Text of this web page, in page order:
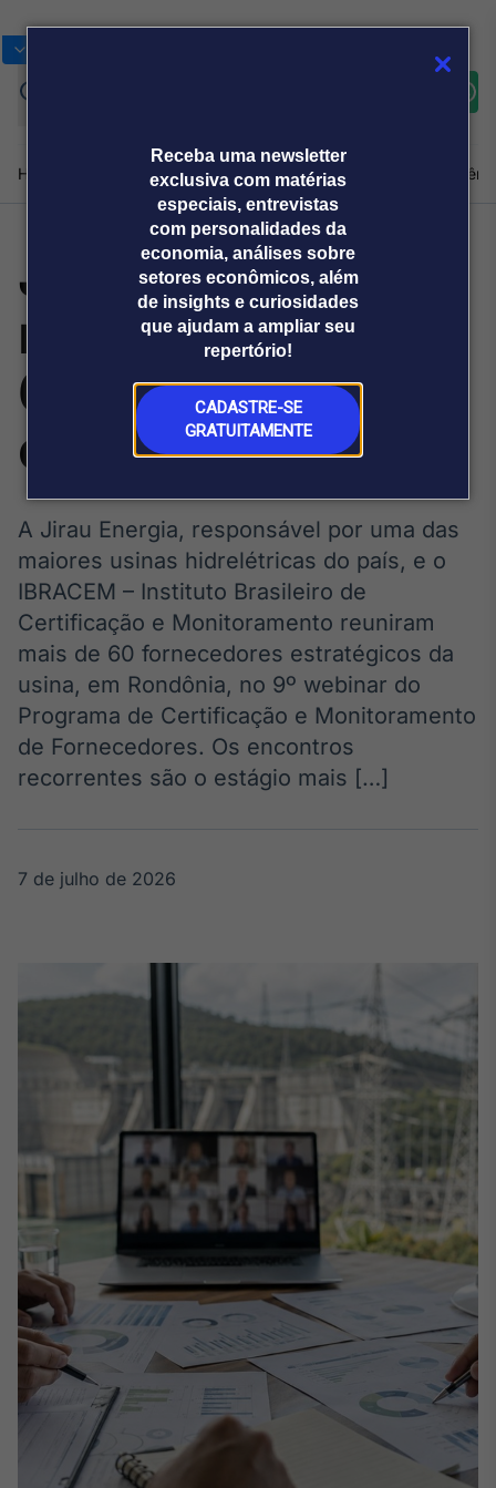
Receba uma newsletter
exclusiva com matérias
especiais, entrevistas
com personalidades da
economia, análises sobre
setores econômicos, além
de insights e curiosidades
que ajudam a ampliar seu
repertório!
CADASTRE-SE
GRATUITAMENTE
Home Produtos e soluçõesNotíciasBlogWeekend
Broadcast
Broadcast+
O mercado
financeiro em
tempo real
Broadcast
Agro
Tudo sobre o
agronegócio
Broadcast
Político
Os bastidores da
política em
tempo real
White Label
conteúdos
personalizados
Soluções de Dados
e Conteúdos
Broadcast
OTC
Plataforma para
negociação de
ativos
Broadcast
Datafeed
APIs para
integração de
conteúdos e
Sobre nós Releases Broadcast
Prêmio Broadcast
Analistas
Prêmio Broadcast
Empresas
Agências de
comunicação
Releases
JIRAU e IBRACEM
reúnem mais de
60 fornecedores
em ação ESG
A Jirau Energia, responsável por uma das
maiores usinas hidrelétricas do país, e o
IBRACEM – Instituto Brasileiro de
Certificação e Monitoramento reuniram
mais de 60 fornecedores estratégicos da
usina, em Rondônia, no 9º webinar do
Programa de Certificação e Monitoramento
de Fornecedores. Os encontros
recorrentes são o estágio mais […]
7 de julho de 2026